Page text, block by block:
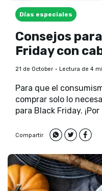
Días especiales
Consejos
Friday con
21 de October Lectura de 4
Para que el
comprar solo lo
para Black Friday.
Compartir